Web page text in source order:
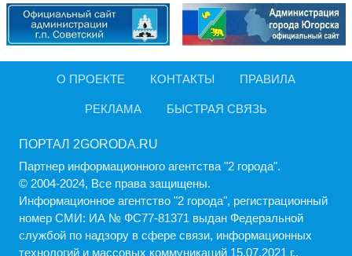
О ПРОЕКТЕ КОНТАКТЫ ПРАВИЛА
РЕКЛАМА БЫСТРАЯ СВЯЗЬ
ПОРТАЛ 2GORODA.RU
Партнер информационного агентства "2 города".
© 2004-2024, Все права защищены.
Информационное агентство "2 города", регистрационный
номер СМИ: ИА № ФС77-81371 выдан Федеральной
службой по надзору в сфере связи, информационных
технологий и массовых коммуникаций 15.07.2021 г..